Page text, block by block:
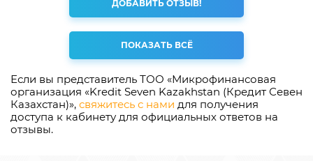
ДОБАВИТЬ ОТЗЫВ!
ПОКАЗАТЬ ВСЁ
Если вы представитель ТОО «Микрофинансовая
организация «Kredit Seven Kazakhstan (Кредит Севен
Казахстан)», свяжитесь с нами для получения
доступа к кабинету для официальных ответов на
отзывы.